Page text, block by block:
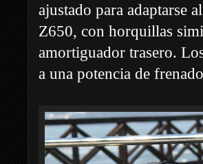
ajustado para adaptarse
Z650, con horquillas
amortiguador trasero.
a una potencia de